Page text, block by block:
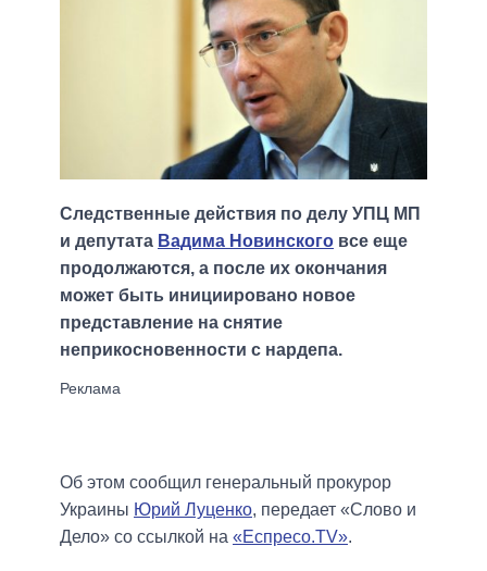
Следственные действия по делу УПЦ МП
и депутата Вадима Новинского все еще
продолжаются, а после их окончания
может быть инициировано новое
представление на снятие
неприкосновенности с нардепа.
Об этом сообщил генеральный прокурор
Украины Юрий Луценко, передает «Слово и
Дело» со ссылкой на «Еспресо.TV».